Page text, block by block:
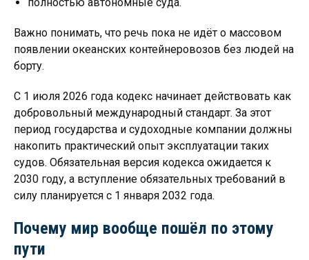
Важно понимать, что речь пока не идёт о массовом
появлении океанских контейнеровозов без людей на
борту.
С 1 июля 2026 года кодекс начинает действовать как
добровольный международный стандарт. За этот
период государства и судоходные компании должны
накопить практический опыт эксплуатации таких
судов. Обязательная версия кодекса ожидается к
2030 году, а вступление обязательных требований в
силу планируется с 1 января 2032 года.
Почему мир вообще пошёл по этому
пути